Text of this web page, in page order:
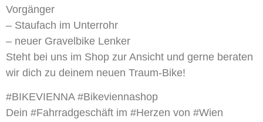
Vorgänger
– Staufach im Unterrohr
– neuer Gravelbike Lenker
Steht bei uns im Shop zur Ansicht und gerne beraten
wir dich zu deinem neuen Traum-Bike!
#BIKEVIENNA #Bikeviennashop
Dein #Fahrradgeschäft im #Herzen von #Wien